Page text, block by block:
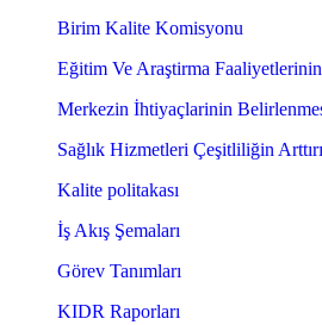
Birim Kalite Komisyonu
Eğitim Ve Araştirma
Merkezin İhtiyaçlarinin
Sağlık Hizmetleri Çeşitliliğin
Kalite politakası
İş Akış Şemaları
Görev Tanımları
KIDR Raporları